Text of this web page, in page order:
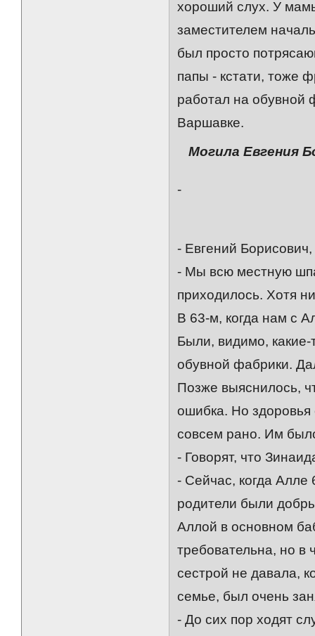
хороший слух. У
заместителем
был просто
папы - кстати, тоже
работал на обувной
Варшавке.
Могила Евгения
-
- Евгений
- Мы всю местную
приходилось. Хотя
В 63-м, когда нам с
Были, видимо, какие-
обувной фабрики.
Позже выяснилось,
ошибка. Но
совсем рано. Им
- Говорят, что
- Сейчас, когда Алле
родители были
Аллой в основном
требовательна, но в
сестрой не давала,
семье, был очень
- До сих пор ходят